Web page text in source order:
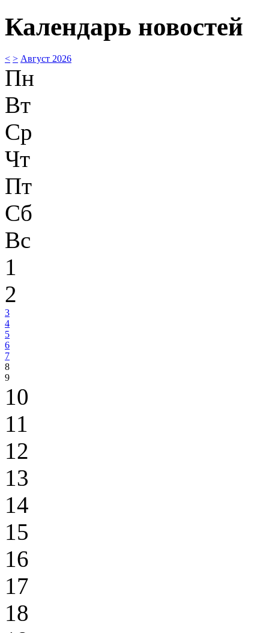
Календарь новостей
< > Август 2026
Пн
Вт
Ср
Чт
Пт
Сб
Вс
1
2
3
4
5
6
7
8
9
10
11
12
13
14
15
16
17
18